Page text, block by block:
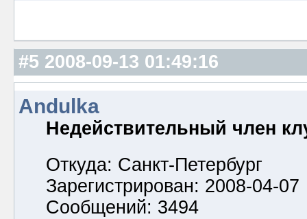
#5 2008-09-13 01:49:16
Andulka
Недействительный член
Откуда: Санкт-Петербург
Зарегистрирован: 2008-04-07
Сообщений: 3494